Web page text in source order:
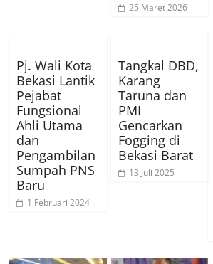
25 Maret 2026
Pj. Wali Kota
Bekasi Lantik
Pejabat
Fungsional
Ahli Utama
dan
Pengambilan
Sumpah PNS
Baru
1 Februari 2024
Tangkal DBD,
Karang
Taruna dan
PMI
Gencarkan
Fogging di
Bekasi Barat
13 Juli 2025